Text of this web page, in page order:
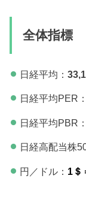
全体指標
日経平均：
日経平均PER：
日経平均PBR：
日経高配当株
円／ドル： 1＄